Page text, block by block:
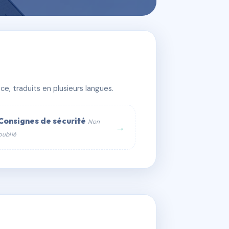
traduits en plusieurs langues.
de sécurité Non
→